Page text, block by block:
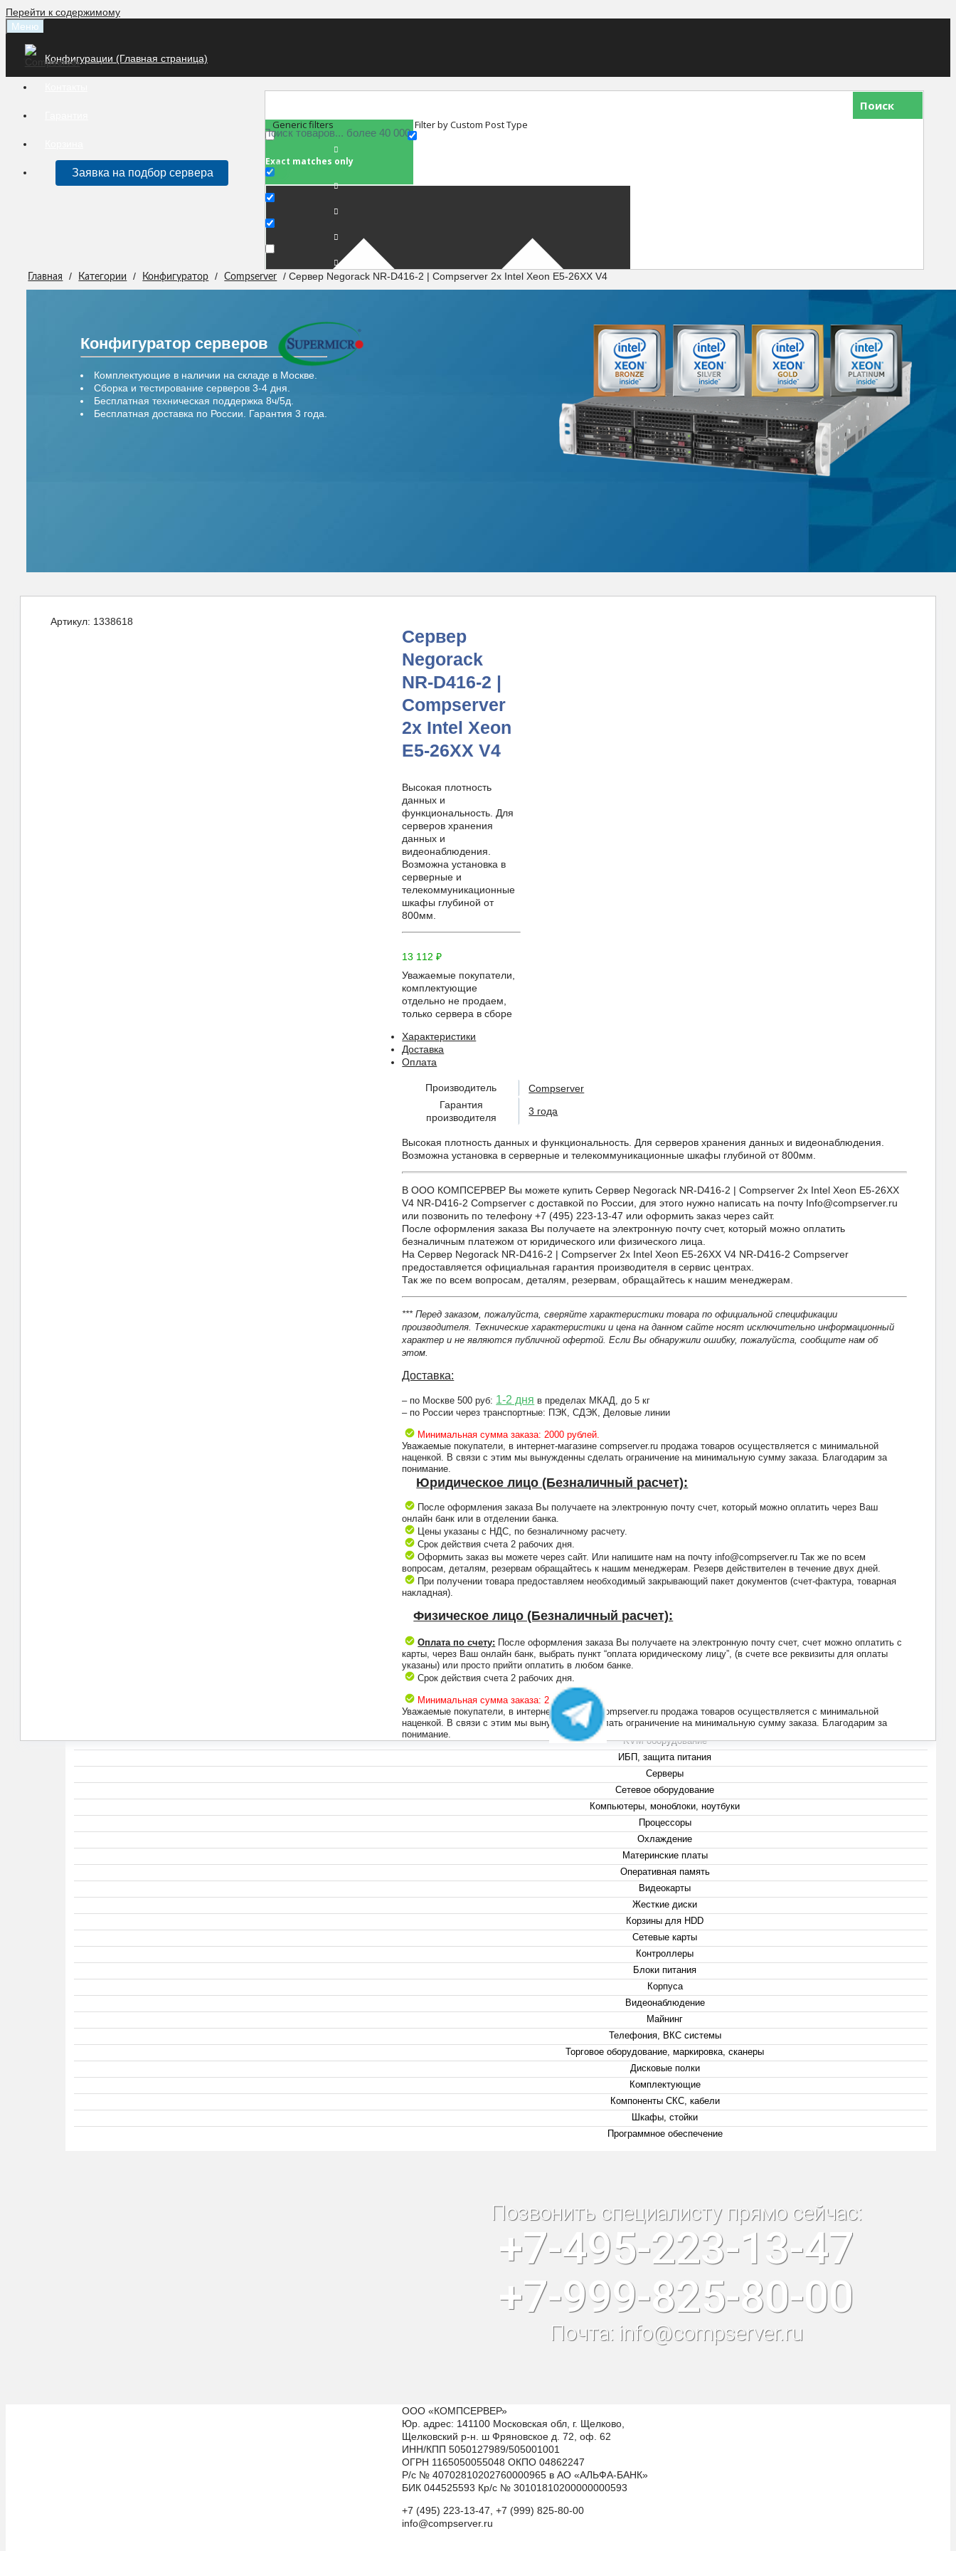
Перейти к содержимому
Меню
Конфигурации (Главная страница)
Заявка на подбор сервера
Поиск
Generic filters
Exact matches only
Filter by Custom Post Type
Главная / Категории / Конфигуратор / Compserver / Сервер Negorack NR-D416-2 | Compserver 2x Intel Xeon E5-26XX V4
Конфигуратор серверов
Комплектующие в наличии на складе в Москве.
Сборка и тестирование серверов 3-4 дня.
Бесплатная техническая поддержка 8ч/5д.
Бесплатная доставка по России. Гарантия 3 года.
Артикул: 1338618
Сервер
Negorack
NR-D416-2 |
Compserver
2x Intel Xeon
E5-26XX V4
Высокая плотность
данных и
функциональность. Для
серверов хранения
данных и
видеонаблюдения.
Возможна установка в
серверные и
телекоммуникационные
шкафы глубиной от
800мм.
13 112₽
Уважаемые покупатели,
комплектующие
отдельно не продаем,
только сервера в сборе
Характеристики
Доставка
Оплата
Производитель
Compserver
Гарантия
производителя
3 года
Высокая плотность данных и функциональность. Для серверов хранения данных и видеонаблюдения.
Возможна установка в серверные и телекоммуникационные шкафы глубиной от 800мм.
В ООО КОМПСЕРВЕР Вы можете купить Сервер Negorack NR-D416-2 | Compserver 2x Intel Xeon E5-26XX
V4 NR-D416-2 Compserver с доставкой по России, для этого нужно написать на почту Info@compserver.ru
или позвонить по телефону +7 (495) 223-13-47 или оформить заказ через сайт.
После оформления заказа Вы получаете на электронную почту счет, который можно оплатить
безналичным платежом от юридического или физического лица.
На Сервер Negorack NR-D416-2 | Compserver 2x Intel Xeon E5-26XX V4 NR-D416-2 Compserver
предоставляется официальная гарантия производителя в сервис центрах.
Так же по всем вопросам, деталям, резервам, обращайтесь к нашим менеджерам.
*** Перед заказом, пожалуйста, сверяйте характеристики товара по официальной спецификации
производителя. Технические характеристики и цена на данном сайте носят исключительно информационный
характер и не являются публичной офертой. Если Вы обнаружили ошибку, пожалуйста, сообщите нам об
этом.
Доставка:
– по Москве 500 руб: 1-2 дня в пределах МКАД, до 5 кг
– по России через транспортные: ПЭК, СДЭК, Деловые линии
Минимальная сумма заказа: 2000 рублей.
Уважаемые покупатели, в интернет-магазине compserver.ru продажа товаров осуществляется с минимальной
наценкой. В связи с этим мы вынужденны сделать ограничение на минимальную сумму заказа. Благодарим за
понимание.
Юридическое лицо (Безналичный расчет):
После оформления заказа Вы получаете на электронную почту счет, который можно оплатить через Ваш
онлайн банк или в отделении банка.
Цены указаны с НДС, по безналичному расчету.
Срок действия счета 2 рабочих дня.
Оформить заказ вы можете через сайт. Или напишите нам на почту info@compserver.ru Так же по всем
вопросам, деталям, резервам обращайтесь к нашим менеджерам. Резерв действителен в течение двух дней.
При получении товара предоставляем необходимый закрывающий пакет документов (счет-фактура, товарная
накладная).
Физическое лицо (Безналичный расчет):
Оплата по счету: После оформления заказа Вы получаете на электронную почту счет, счет можно оплатить с
карты, через Ваш онлайн банк, выбрать пункт “оплата юридическому лицу”, (в счете все реквизиты для оплаты
указаны) или просто прийти оплатить в любом банке.
Срок действия счета 2 рабочих дня.
Минимальная сумма заказа: 2000 рублей.
Уважаемые покупатели, в интернет-магазине compserver.ru продажа товаров осуществляется с минимальной
наценкой. В связи с этим мы вынужденны сделать ограничение на минимальную сумму заказа. Благодарим за
понимание.
+7 (495) 223-13-47
KVM оборудование
ИБП, защита питания
Серверы
Сетевое оборудование
Компьютеры, моноблоки, ноутбуки
Процессоры
Охлаждение
Материнские платы
Оперативная память
Видеокарты
Жесткие диски
Корзины для HDD
Сетевые карты
Контроллеры
Блоки питания
Корпуса
Видеонаблюдение
Майнинг
Телефония, ВКС системы
Торговое оборудование, маркировка, сканеры
Дисковые полки
Комплектующие
Компоненты СКС, кабели
Шкафы, стойки
Программное обеспечение
Позвонить специалисту прямо сейчас:
+7-495-223-13-47
+7-999-825-80-00
Почта: info@compserver.ru
ООО «КОМПСЕРВЕР»
Юр. адрес: 141100 Московская обл, г. Щелково,
Щелковский р-н. ш Фряновское д. 72, оф. 62
ИНН/КПП 5050127989/505001001
ОГРН 1165050055048 ОКПО 04862247
Р/с № 40702810202760000965 в АО «АЛЬФА-БАНК»
БИК 044525593 Кр/с № 30101810200000000593
+7 (495) 223-13-47, +7 (999) 825-80-00
info@compserver.ru